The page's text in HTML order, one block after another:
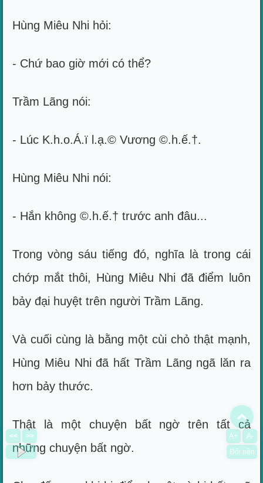
Hùng Miêu Nhi hỏi:
- Chứ bao giờ mới có thể?
Trầm Lãng nói:
- Lúc K.h.o.Á.ï l.ạ.© Vương ©.h.ế.†.
Hùng Miêu Nhi nói:
- Hắn không ©.h.ế.† trước anh đâu...
Trong vòng sáu tiếng đó, nghĩa là trong cái
chớp mắt thôi, Hùng Miêu Nhi đã điểm luôn
bảy đại huyệt trên người Trầm Lãng.
Và cuối cùng là bằng một cùi chỏ thật mạnh,
Hùng Miêu Nhi đã hất Trầm Lãng ngã lăn ra
hơn bảy thước.
Thật là một chuyện bất ngờ trên tất cả
những chuyện bất ngờ.
>>
<< A+
A-
Đổi nền